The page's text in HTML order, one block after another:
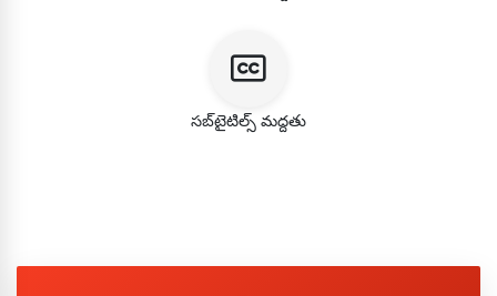
సబ్‌టైటిల్స్ మద్దతు